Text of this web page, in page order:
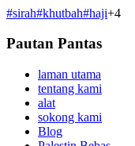
#sirah#khutbah#haji+4
Pautan Pantas
laman utama
tentang kami
alat
sokong kami
Blog